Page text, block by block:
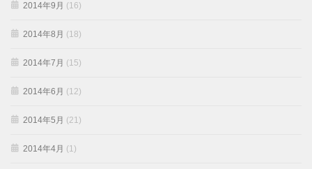
2014年9月 (16)
2014年8月 (18)
2014年7月 (15)
2014年6月 (12)
2014年5月 (21)
2014年4月 (1)